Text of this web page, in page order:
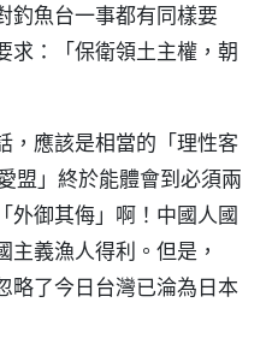
釣魚台一事都有同樣要
求：「保衛領土主權，朝
，應該是相當的「理性客
盟」終於能體會到必須兩
外御其侮」啊！中國人國
義漁人得利。但是，
略了今日台灣已淪為日本